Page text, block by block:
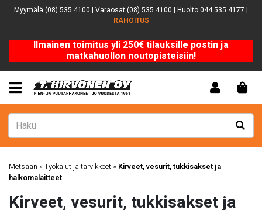
Myymälä (08) 535 4100 | Varaosat (08) 535 4100 | Huolto 044 535 4177 |
RAHOITUS
Ilmainen toimitus yli 250€ tilauksille postin ja
matkahuollon noutopisteisiin!
Metsään »Työkalut ja tarvikkeet » Kirveet, vesurit, tukkisakset ja
halkomalaitteet
Kirveet, vesurit, tukkisakset ja